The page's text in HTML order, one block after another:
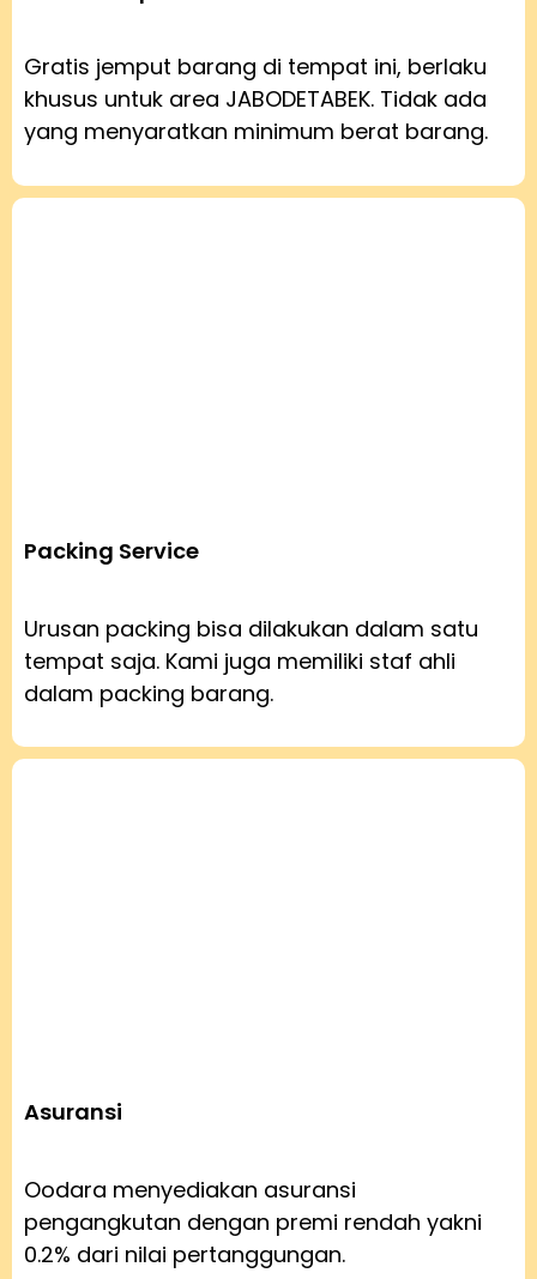
Gratis jemput barang di tempat ini, berlaku
khusus untuk area JABODETABEK. Tidak ada
yang menyaratkan minimum berat barang.
Packing Service
Urusan packing bisa dilakukan dalam satu
tempat saja. Kami juga memiliki staf ahli
dalam packing barang.
Asuransi
Oodara menyediakan asuransi
pengangkutan dengan premi rendah yakni
0.2% dari nilai pertanggungan.